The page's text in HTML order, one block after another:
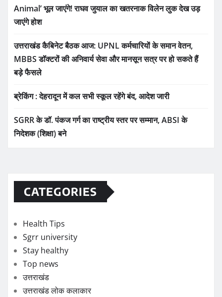
Animal’ भूल जाएंगे! राघव जुयाल का खतरनाक विलेन लुक देख उड़
जाएंगे होश
उत्तराखंड कैबिनेट बैठक आज: UPNL कर्मचारियों के समान वेतन,
MBBS डॉक्टरों की अनिवार्य सेवा और मानसून सत्र पर हो सकते हैं
बड़े फैसले
ब्रेकिंग : देहरादून में कल सभी स्कूल रहेंगे बंद, आदेश जारी
SGRR के डॉ. पंकज गर्ग का राष्ट्रीय स्तर पर सम्मान, ABSI के
निदेशक (शिक्षा) बने
CATEGORIES
Health Tips
Sgrr university
Stay healthy
Top news
उत्तराखंड
उत्तराखंड लोक कलाकार